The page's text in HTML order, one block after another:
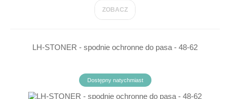
ZOBACZ
LH-STONER - spodnie ochronne do pasa - 48-62
Dostępny natychmiast